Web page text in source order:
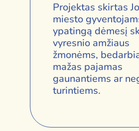
Projektas skirtas
miesto
ypatingą dėmesį
vyresnio amžiaus
žmonėms,
mažas pajamas
gaunantiems ar
turintiems.